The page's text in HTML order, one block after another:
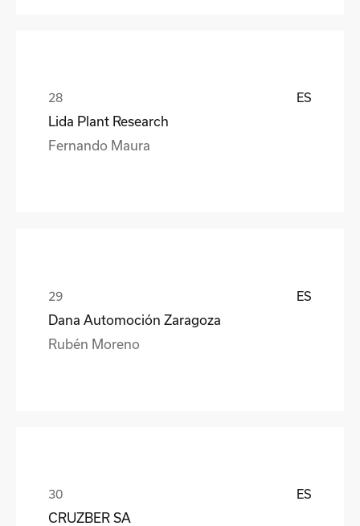
ES
Lida Plant Research
Fernando Maura
ES
Dana Automoción Zaragoza
Rubén Moreno
ES
CRUZBER SA